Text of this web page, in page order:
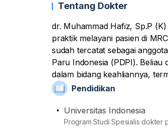
Tentang Dokter
dr. Muhammad Hafiz, Sp.P
praktik melayani pasien di
sudah tercatat sebagai
Paru Indonesia (PDPI).
dalam bidang keahliannya,
dan tindakan medis yang
spesialisnya di Universitas
Kedokteran dan Profesi
Pendidikan
Universitas Indonesia
Program Studi Spesialis dokter